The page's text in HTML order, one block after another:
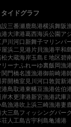
イドグラフ
設三番瀬 鹿島港横浜舞阪
港大津港葛西海浜公園ア
戸川河口 新舞子マリンパ
屋浜二見港 片貝漁港平和
松大蔵海岸玉島Ｅ地区碧
リーナふれーゆ裏飯岡漁
関門橋名護漁港御前崎港
開橋室見川河口敦賀新
港鳥取港東幡豆漁港佐伯
岸木更津港新宮漁港武庫
島漁港吹上浜三崎漁港妻
大三島フィッシングパーク
荘人工島古宇利島亀浦港